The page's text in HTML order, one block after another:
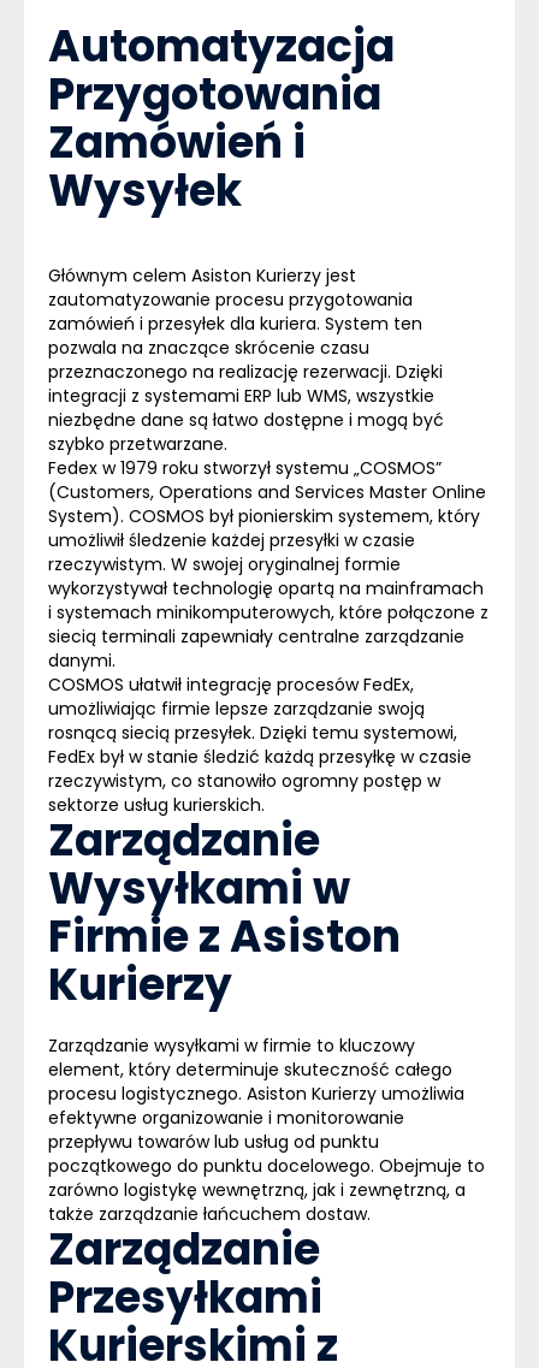
Automatyzacja
Przygotowania
Zamówień i
Wysyłek
Głównym celem Asiston Kurierzy jest
zautomatyzowanie procesu przygotowania
zamówień i przesyłek dla kuriera. System ten
pozwala na znaczące skrócenie czasu
przeznaczonego na realizację rezerwacji. Dzięki
integracji z systemami ERP lub WMS, wszystkie
niezbędne dane są łatwo dostępne i mogą być
szybko przetwarzane.
Fedex w 1979 roku stworzył systemu „COSMOS”
(Customers, Operations and Services Master Online
System). COSMOS był pionierskim systemem, który
umożliwił śledzenie każdej przesyłki w czasie
rzeczywistym. W swojej oryginalnej formie
wykorzystywał technologię opartą na mainframach
i systemach minikomputerowych, które połączone z
siecią terminali zapewniały centralne zarządzanie
danymi.
COSMOS ułatwił integrację procesów FedEx,
umożliwiając firmie lepsze zarządzanie swoją
rosnącą siecią przesyłek. Dzięki temu systemowi,
FedEx był w stanie śledzić każdą przesyłkę w czasie
rzeczywistym, co stanowiło ogromny postęp w
sektorze usług kurierskich.
Zarządzanie
Wysyłkami w
Firmie z Asiston
Kurierzy
Zarządzanie wysyłkami w firmie to kluczowy
element, który determinuje skuteczność całego
procesu logistycznego. Asiston Kurierzy umożliwia
efektywne organizowanie i monitorowanie
przepływu towarów lub usług od punktu
początkowego do punktu docelowego. Obejmuje to
zarówno logistykę wewnętrzną, jak i zewnętrzną, a
także zarządzanie łańcuchem dostaw.
Zarządzanie
Przesyłkami
Kurierskimi z